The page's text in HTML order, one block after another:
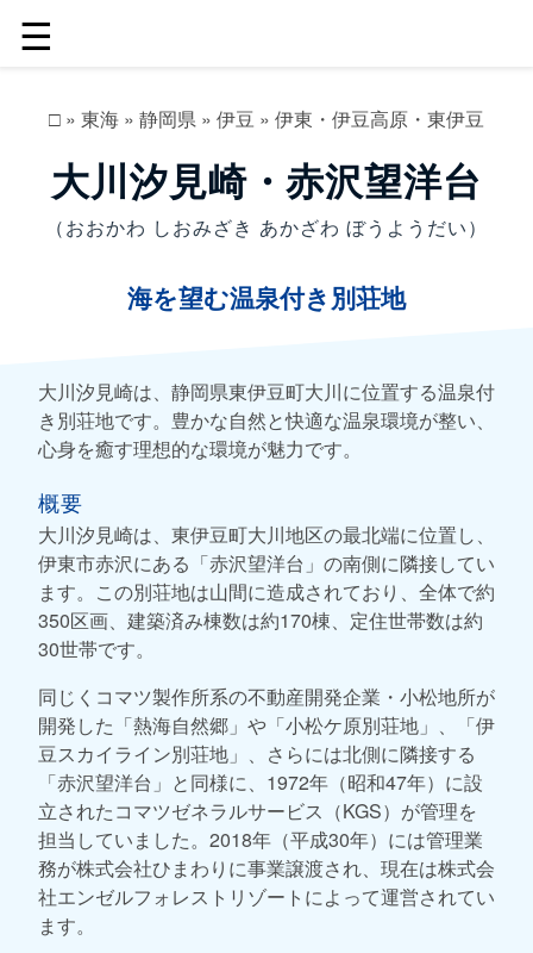
☰
□ » 東海 » 静岡県 » 伊豆 » 伊東・伊豆高原・東伊豆
大川汐見崎・赤沢望洋台
（おおかわ しおみざき あかざわ ぼうようだい）
海を望む温泉付き別荘地
大川汐見崎は、静岡県東伊豆町大川に位置する温泉付
き別荘地です。豊かな自然と快適な温泉環境が整い、
心身を癒す理想的な環境が魅力です。
概要
大川汐見崎は、東伊豆町大川地区の最北端に位置し、
伊東市赤沢にある「赤沢望洋台」の南側に隣接してい
ます。この別荘地は山間に造成されており、全体で約
350区画、建築済み棟数は約170棟、定住世帯数は約
30世帯です。
同じくコマツ製作所系の不動産開発企業・小松地所が
開発した「熱海自然郷」や「小松ケ原別荘地」、「伊
豆スカイライン別荘地」、さらには北側に隣接する
「赤沢望洋台」と同様に、1972年（昭和47年）に設
立されたコマツゼネラルサービス（KGS）が管理を
担当していました。2018年（平成30年）には管理業
務が株式会社ひまわりに事業譲渡され、現在は株式会
社エンゼルフォレストリゾートによって運営されてい
ます。